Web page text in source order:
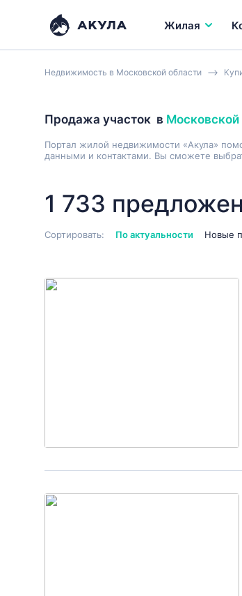
Жилая
Недвижимость в Московской области
Продажа участок в Московской
Портал жилой недвижимости «Акула»
данными и контактами. Вы сможете
1 733
Сортировать: По актуальности Новые